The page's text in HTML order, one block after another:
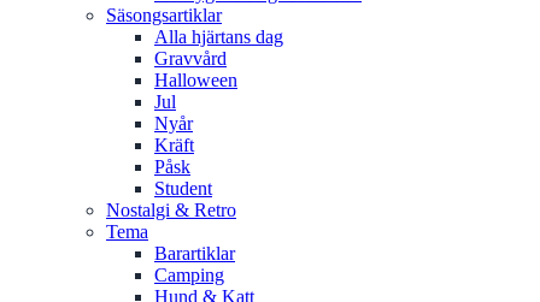
Säsongsartiklar
Alla hjärtans dag
Gravvård
Halloween
Jul
Nyår
Kräft
Påsk
Student
Nostalgi & Retro
Tema
Barartiklar
Camping
Hund & Katt